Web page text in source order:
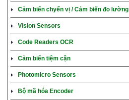
Cảm biến chyển vị / Cảm biến đo lường
Vision Sensors
Code Readers OCR
Cảm biến tiệm cận
Photomicro Sensors
Bộ mã hóa Encoder